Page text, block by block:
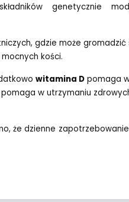
genetycznie
gdzie może gromadzić
kości.
witamina D pomaga
w utrzymaniu
że dzienne